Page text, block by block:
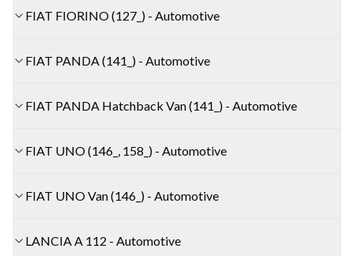
FIAT FIORINO (127_) - Automotive
FIAT PANDA (141_) - Automotive
FIAT PANDA Hatchback Van (141_) - Automotive
FIAT UNO (146_, 158_) - Automotive
FIAT UNO Van (146_) - Automotive
LANCIA A 112 - Automotive